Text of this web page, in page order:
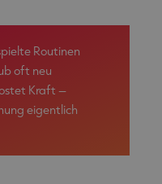
Routinen
oft neu
Kraft –
eigentlich